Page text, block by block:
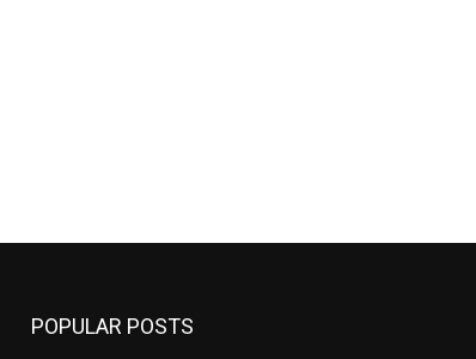
POPULAR POSTS